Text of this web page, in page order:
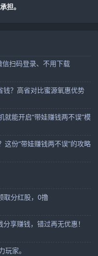
担。
扫码登录、不用下载
钱？高省对比蜜源氧惠优势
就能开启“带娃赚钱两不误”模
份“带娃赚钱两不误”的攻略
取分红股，0撸
享赚钱，错过再无优惠！
家。